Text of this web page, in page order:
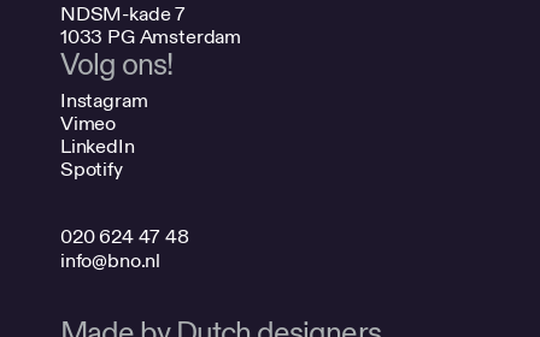
NDSM-kade 7
1033 PG Amsterdam
Volg ons!
Instagram
Vimeo
LinkedIn
Spotify
020 624 47 48
info@bno.nl